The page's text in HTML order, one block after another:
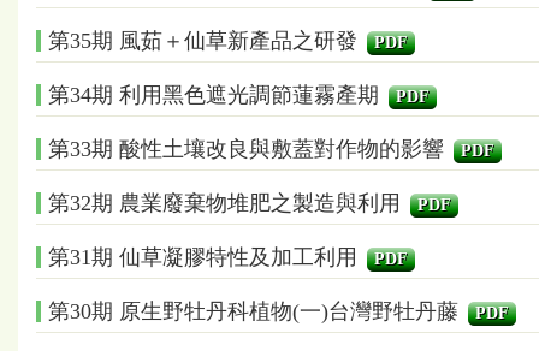
第35期 風茹＋仙草新產品之研發 PDF
第34期 利用黑色遮光調節蓮霧產期 PDF
第33期 酸性土壤改良與敷蓋對作物的影響 PDF
第32期 農業廢棄物堆肥之製造與利用 PDF
第31期 仙草凝膠特性及加工利用 PDF
第30期 原生野牡丹科植物(一)台灣野牡丹藤 PDF